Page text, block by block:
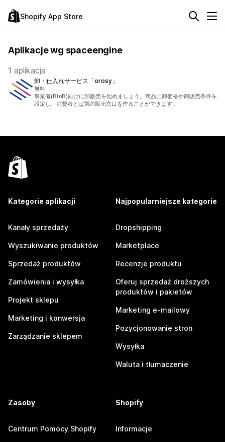
Shopify App Store
Aplikacje wg spaceengine
1 aplikacja
卸・仕入れサービス「orosy」
無料
事業者(BtoB)向けに卸販売を始めましょう。商品に卸価格や卸販売条件を
設定し、消費者とは別の販売窓口を作ることができます。
Kategorie aplikacji
Kanały sprzedaży
Wyszukiwanie produktów
Sprzedaż produktów
Zamówienia i wysyłka
Projekt sklepu
Marketing i konwersja
Zarządzanie sklepem
Najpopularniejsze kategorie
Dropshipping
Marketplace
Recenzje produktu
Oferuj sprzedaż droższych
produktów i pakietów
Marketing e-mailowy
Pozycjonowanie stron
Wysyłka
Waluta i tłumaczenie
Zasoby
Centrum Pomocy Shopify
Shopify
Informacje